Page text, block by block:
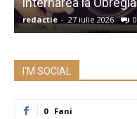
redactie - 27 iulie 2026 0
I'M SOCIAL
0 Fani